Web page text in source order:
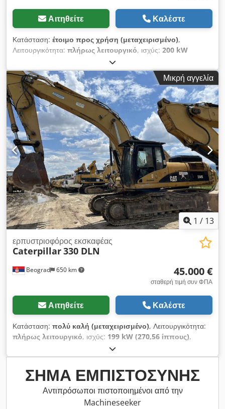
Αιτηθείτε Καλέστε
Κατάσταση: έτοιμο προς χρήση (μεταχειρισμένο),
Λειτουργικότητα: πλήρως λειτουργικό, ισχύς: 200 kW
, λειτουργικό βάρος:
2,6 m³, Έτος κατασκευής:2008, αριθμός μηχανήματος/
οχήματος:CAT 0330DTGGE00850, Το μηχάνημα είναι σε
άριστη κατάσταση, έτοιμο για χρήση. Cedpfx Acoylmi Ijtoha
Μικρή αγγελία
1 / 13
Beograd 650 km
ερπυστριοφόρος εκσκαφέας
Caterpillar330 DLN
45.000 €
σταθερή τιμή συν ΦΠΑ
Αιτηθείτε Καλέστε
Κατάσταση: πολύ καλή (μεταχειρισμένο), Λειτουργικότητα:
πλήρως λειτουργικό, ισχύς: 199 kW (270,56 ίππους),
, όγκος κάδου:
κατασκευής:2006, αριθμός μηχανήματος/οχήματος:CAT
0330DJGGE00237
, Το μηχάνημα βρίσκεται σε άριστη
λειτουργική κατάσταση. Chsdeylma Hopfx Actoa
ΣΉΜΑ ΕΜΠΙΣΤΟΣΎΝΗΣ
Αντιπρόσωποι πιστοποιημένοι από την
Machineseeker